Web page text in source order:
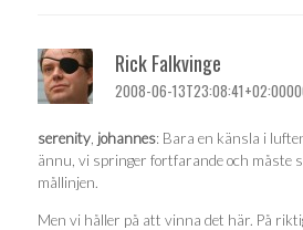
Rick Falkvinge
2008-06-
serenity johannes: Bara en känsla i
ännu, vi springer fortfarande och måste
mållinjen.
Men vi håller på att vinna det här. På